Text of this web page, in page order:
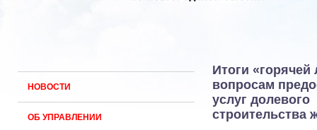
НОВОСТИ
ОБ УПРАВЛЕНИИ
Итоги «горячей
вопросам
услуг долевого
строительства